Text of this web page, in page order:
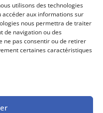
utilisons des technologies
aux informations sur
nous permettra de traiter
de navigation ou des
ne pas consentir ou de retirer
certaines caractéristiques
Utiles est
de vente